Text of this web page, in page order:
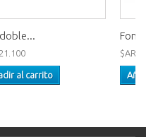
al carrito
$AR